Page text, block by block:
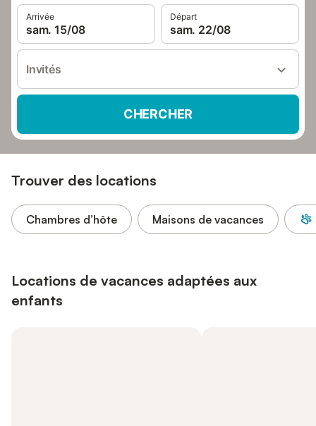
Arrivée
sam. 15/08
Départ
sam. 22/08
Invités
CHERCHER
Trouver des locations
Chambres d’hôte Maisons de vacances
Locations de vacances adaptées aux
enfants